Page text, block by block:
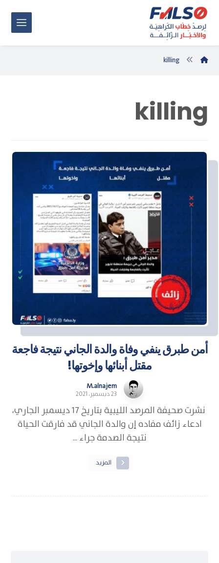
killing
killing
أمن طبرق ينفي وفاة والدة الجاني نتيجة فاجعة
مقتل أبنائها وإخوتها!
M.alnajem
23 ديسمبر، 2021
نشرت صحيفة المرصد الليبية بتاريخ 17 ديسمبر الجاري،
ادعاء زائف مفاده إن والدة الجاني قد فارقت الحياة
نتيجة الصدمة جراء ...
المزيد